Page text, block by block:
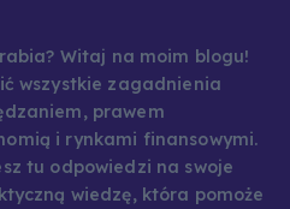
Witaj na moim blogu!
wszystkie zagadnienia
prawem
i rynkami finansowymi.
tu odpowiedzi na swoje
wiedzę, która pomoże